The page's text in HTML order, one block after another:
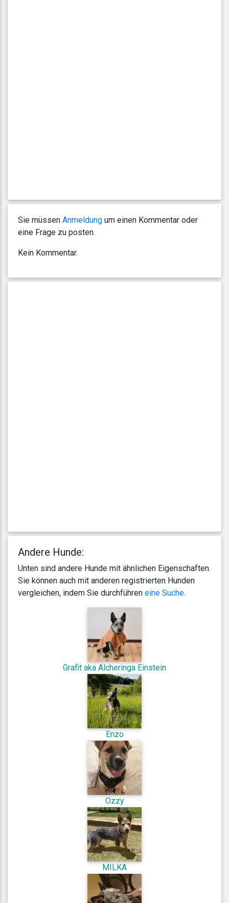
Sie müssen Anmeldung um einen Kommentar oder
eine Frage zu posten.
Kein Kommentar.
Andere Hunde:
Unten sind andere Hunde mit ähnlichen Eigenschaften.
Sie können auch mit anderen registrierten Hunden
vergleichen, indem Sie durchführen eine Suche.
Grafit aka Alcheringa Einstein
Enzo
Ozzy
MILKA